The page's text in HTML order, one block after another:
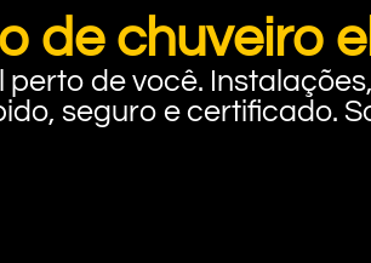
de chuveiro
perto de você.
seguro e certificado.